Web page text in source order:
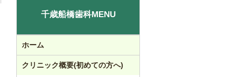
千歳船橋歯科MENU
ホーム
クリニック概要(初めての方へ)